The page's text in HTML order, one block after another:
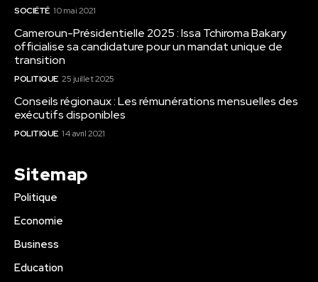
SOCIÉTÉ 10 mai 2021
Cameroun-Présidentielle 2025 : Issa Tchiroma Bakary
officialise sa candidature pour un mandat unique de
transition
POLITIQUE 25 juillet 2025
Conseils régionaux : Les rémunérations mensuelles des
exécutifs disponibles
POLITIQUE 14 avril 2021
Sitemap
Politique
Economie
Business
Education